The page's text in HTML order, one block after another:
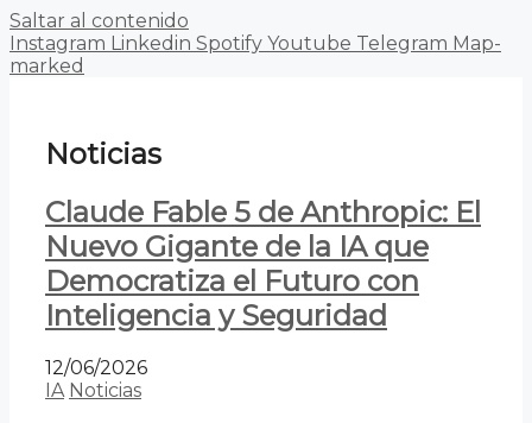
Saltar al contenido
Instagram Linkedin Spotify Youtube Telegram Map-
marked
Noticias
Claude Fable 5 de Anthropic: El
Nuevo Gigante de la IA que
Democratiza el Futuro con
Inteligencia y Seguridad
12/06/2026
IA Noticias